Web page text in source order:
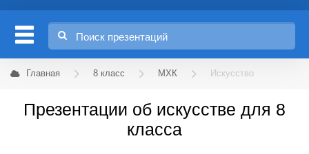
Главная 8 класс МХК Искусство
Презентации об искусстве для 8
класса